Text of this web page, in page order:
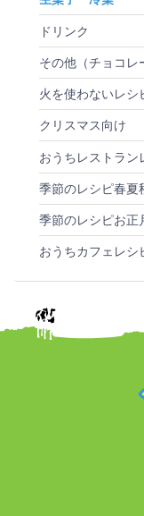
ドリンク
その他（チョコレ
火を使わないレシ
クリスマス向け
おうちレストラン
季節のレシピ春夏
季節のレシピお正
おうちカフェレシ